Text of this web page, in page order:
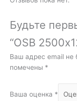
Будьте
“OSB
Ваш адрес email не
помечены *
Ваша оценка *